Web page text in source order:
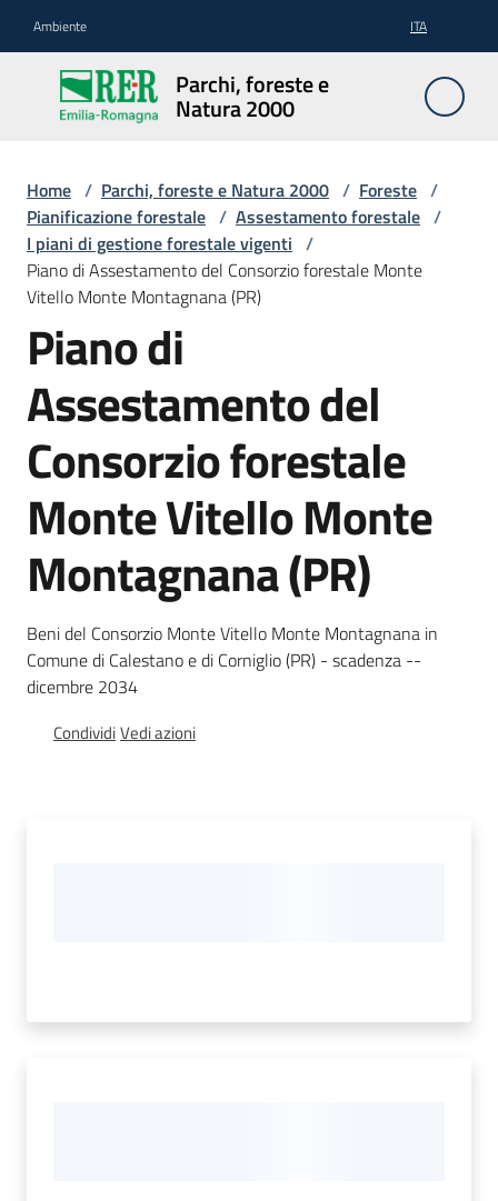
Ambiente ITA
Parchi, foreste e
Natura 2000
Parchi,
foreste
e
2000
Aree
Protette
Rete
Natura
2000
Foreste
Biodiversità
Consultazione
Home / Parchi, foreste e Natura 2000 / Foreste /
Pianificazione forestale / Assestamento forestale /
I piani di gestione forestale vigenti /
Piano di Assestamento del Consorzio forestale Monte
Vitello Monte Montagnana (PR)
Piano di
Assestamento del
Consorzio forestale
Monte Vitello Monte
Montagnana (PR)
Beni del Consorzio Monte Vitello Monte Montagnana in
Comune di Calestano e di Corniglio (PR) - scadenza --
dicembre 2034
CondividiVedi azioni